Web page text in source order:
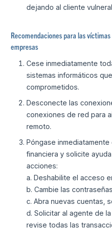
dejando al cliente
Recomendaciones para las
empresas
Cese inmediatamente
sistemas informáticos
comprometidos.
Desconecte las
conexiones de red para
remoto.
Póngase
financiera y solicite
acciones:
a. Deshabilite el acceso
b. Cambie las
c. Abra nuevas cuentas,
d. Solicitar al agente de
revise todas las